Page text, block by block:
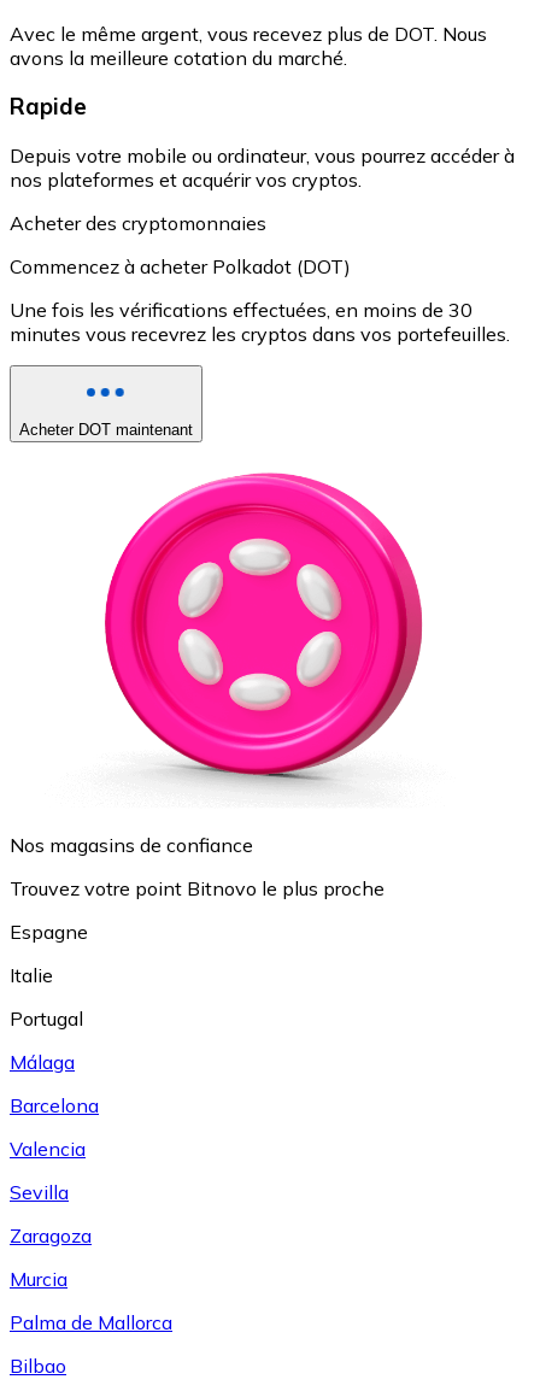
Avec le même argent, vous recevez plus de DOT. Nous
avons la meilleure cotation du marché.
Rapide
Depuis votre mobile ou ordinateur, vous pourrez accéder à
nos plateformes et acquérir vos cryptos.
Acheter des cryptomonnaies
Commencez à acheter Polkadot (DOT)
Une fois les vérifications effectuées, en moins de 30
minutes vous recevrez les cryptos dans vos portefeuilles.
Acheter DOT maintenant
Nos magasins de confiance
Trouvez votre point Bitnovo le plus proche
Espagne
Italie
Portugal
Málaga
Barcelona
Valencia
Sevilla
Zaragoza
Murcia
Palma de Mallorca
Bilbao